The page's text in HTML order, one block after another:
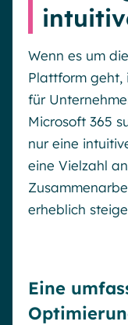
Wenn es um
Plattform geht,
für
Microsoft 365
nur eine
eine Vielzahl
erheblich
Eine